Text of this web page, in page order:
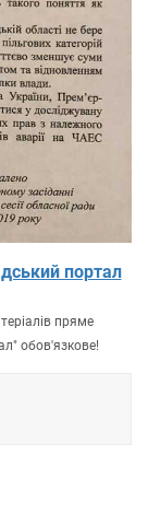
портал
пряме
обов'язкове!